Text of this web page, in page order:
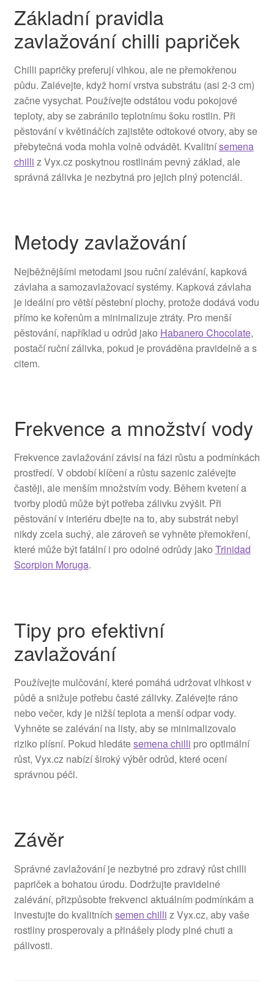
Základní pravidla
zavlažování chilli papriček
Chilli papričky preferují vlhkou, ale ne přemokřenou
půdu. Zalévejte, když horní vrstva substrátu (asi 2-3 cm)
začne vysychat. Používejte odstátou vodu pokojové
teploty, aby se zabránilo teplotnímu šoku rostlin. Při
pěstování v květináčích zajistěte odtokové otvory, aby se
přebytečná voda mohla volně odvádět. Kvalitnísemena
chilli z Vyx.cz poskytnou rostlinám pevný základ, ale
správná zálivka je nezbytná pro jejich plný potenciál.
Metody zavlažování
Nejběžnějšími metodami jsou ruční zalévání, kapková
závlaha a samozavlažovací systémy. Kapková závlaha
je ideální pro větší pěstební plochy, protože dodává vodu
přímo ke kořenům a minimalizuje ztráty. Pro menší
pěstování, například u odrůd jako Habanero Chocolate,
postačí ruční zálivka, pokud je prováděna pravidelně a s
citem.
Frekvence a množství vody
Frekvence zavlažování závisí na fázi růstu a podmínkách
prostředí. V období klíčení a růstu sazenic zalévejte
častěji, ale menším množstvím vody. Během kvetení a
tvorby plodů může být potřeba zálivku zvýšit. Při
pěstování v interiéru dbejte na to, aby substrát nebyl
nikdy zcela suchý, ale zároveň se vyhněte přemokření,
které může být fatální i pro odolné odrůdy jako Trinidad
Scorpion Moruga.
Tipy pro efektivní
zavlažování
Používejte mulčování, které pomáhá udržovat vlhkost v
půdě a snižuje potřebu časté zálivky. Zalévejte ráno
nebo večer, kdy je nižší teplota a menší odpar vody.
Vyhněte se zalévání na listy, aby se minimalizovalo
riziko plísní. Pokud hledátesemena chilli pro optimální
růst, Vyx.cz nabízí široký výběr odrůd, které ocení
správnou péči.
Závěr
Správné zavlažování je nezbytné pro zdravý růst chilli
papriček a bohatou úrodu. Dodržujte pravidelné
zalévání, přizpůsobte frekvenci aktuálním podmínkám a
investujte do kvalitních semen chilli z Vyx.cz, aby vaše
rostliny prosperovaly a přinášely plody plné chuti a
pálivosti.